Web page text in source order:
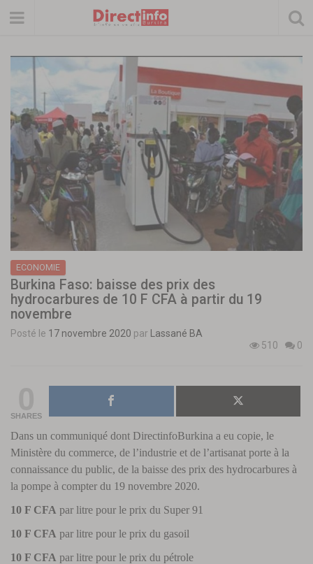
ECONOMIE
Burkina Faso: baisse des prix des
hydrocarbures de 10 F CFA à partir du 19
novembre
Posté le 17 novembre 2020 par
Lassané BA
510
0
SHARES
Dans un communiqué dont DirectinfoBurkina a eu copie, le
Ministère du commerce, de l’industrie et de l’artisanat porte à la
connaissance du public, de la baisse des prix des hydrocarbures à
la pompe à compter du 19 novembre 2020.
10 F CFA par litre pour le prix du Super 91
10 F CFA par litre pour le prix du gasoil
10 F CFA par litre pour le prix du pétrole